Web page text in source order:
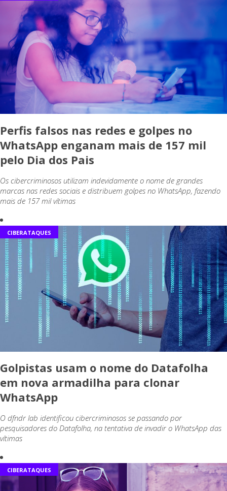
Perfis falsos nas redes e golpes no
WhatsApp enganam mais de 157 mil
pelo Dia dos Pais
Os cibercriminosos utilizam indevidamente o nome de grandes
marcas nas redes sociais e distribuem golpes no WhatsApp, fazendo
mais de 157 mil vítimas
CIBERATAQUES
Golpistas usam o nome do Datafolha
em nova armadilha para clonar
WhatsApp
O dfndr lab identificou cibercriminosos se passando por
pesquisadores do Datafolha, na tentativa de invadir o WhatsApp das
vítimas
CIBERATAQUES